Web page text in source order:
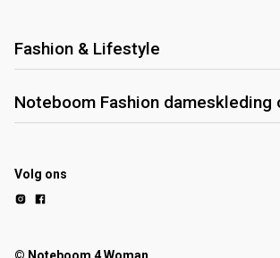
Fashion & Lifestyle
Noteboom Fashion dameskleding
Volg ons
© Noteboom 4 Woman